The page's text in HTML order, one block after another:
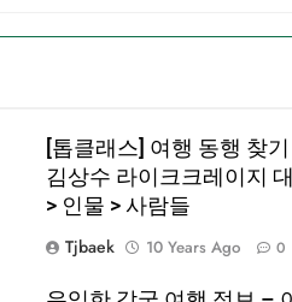
[톱클래스] 여행 동행 찾
김상수 라이크크레이지
> 인물 > 사람들
Tjbaek
10 Years Ago 0